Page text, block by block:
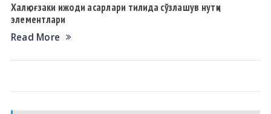
Халқ оғзаки ижоди асарлари тилида сўзлашув нутқи
элементлари
Read More